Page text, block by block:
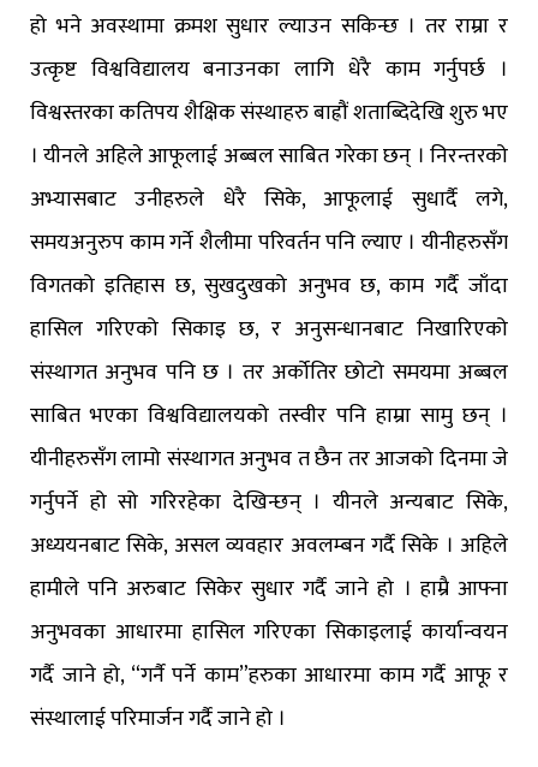
हो भने अवस्थामा क्रमश सुधार ल्याउन सकिन्छ । तर राम्रा र
उत्कृष्ट विश्वविद्यालय बनाउनका लागि धेरै काम गर्नुपर्छ ।
विश्वस्तरका कतिपय शैक्षिक संस्थाहरु बाह्रौं शताब्दिदेखि शुरु भए
। यीनले अहिले आफूलाई अब्बल साबित गरेका छन् । निरन्तरको
अभ्यासबाट उनीहरुले धेरै सिके, आफूलाई सुधार्दै लगे,
समयअनुरुप काम गर्ने शैलीमा परिवर्तन पनि ल्याए । यीनीहरुसँग
विगतको इतिहास छ, सुखदुखको अनुभव छ, काम गर्दै जाँदा
हासिल गरिएको सिकाइ छ, र अनुसन्धानबाट निखारिएको
संस्थागत अनुभव पनि छ । तर अर्कोतिर छोटो समयमा अब्बल
साबित भएका विश्वविद्यालयको तस्वीर पनि हाम्रा सामु छन् ।
यीनीहरुसँग लामो संस्थागत अनुभव त छैन तर आजको दिनमा जे
गर्नुपर्ने हो सो गरिरहेका देखिन्छन् । यीनले अन्यबाट सिके,
अध्ययनबाट सिके, असल व्यवहार अवलम्बन गर्दै सिके । अहिले
हामीले पनि अरुबाट सिकेर सुधार गर्दै जाने हो । हाम्रै आफ्ना
अनुभवका आधारमा हासिल गरिएका सिकाइलाई कार्यान्वयन
गर्दै जाने हो, “गर्नै पर्ने काम”हरुका आधारमा काम गर्दै आफू र
संस्थालाई परिमार्जन गर्दै जाने हो ।